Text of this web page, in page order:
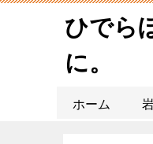
ひでら
に。
ホーム